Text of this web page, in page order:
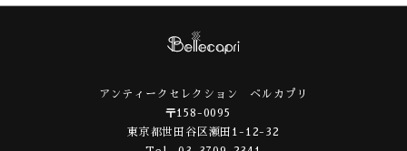
アンティークセレクション ベルカプリ
〒158-0095
東京都世田谷区瀬田1-12-32